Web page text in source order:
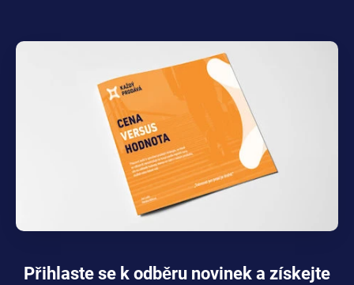
Přihlaste se k odběru novinek a získejte